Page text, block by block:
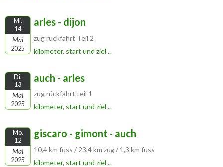
Mi.
14
Mai
2025
arles - dijon
zug rückfahrt Teil 2
kilometer, start und ziel ...
Di.
13
Mai
2025
auch - arles
zug rückfahrt teil 1
kilometer, start und ziel ...
Mo.
12
Mai
2025
giscaro - gimont - auch
10,4 km fuss / 23,4 km zug / 1,3 km fuss
kilometer, start und ziel ...